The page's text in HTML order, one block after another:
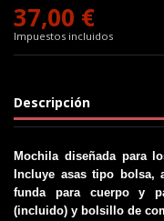
37,00 €
Impuestos incluidos
Descripción
Mochila diseñada para
Incluye asas tipo bolsa,
funda para cuerpo y
(incluido) y bolsillo de